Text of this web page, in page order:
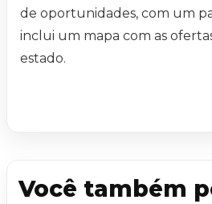
de oportunidades, com um
inclui um mapa com as
estado.
Você também